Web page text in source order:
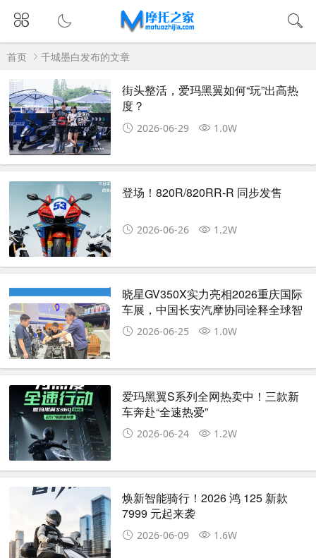
首页 千城墨白发布的文章
街头整活，爱玛黑翼如何“玩”出高热
度？
2026-06-29 1.0W
登场！820R/820RR-R 同步发售
2026-06-26 1.2W
晓星GV350X实力亮相2026重庆国际
车展，中国长安汽摩协同诠释全球智
造新高度
2026-06-25 1.0W
爱玛黑翼S系列全网热卖中！三款新
车奔赴“全速热爱”
2026-06-24 1.2W
焕新智能骑行！2026 鸿 125 新款
7999 元起来袭
2026-06-09 1.6W